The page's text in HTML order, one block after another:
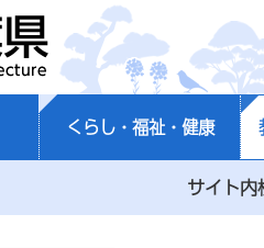
千葉県
くらし・福祉・健康
サイト内